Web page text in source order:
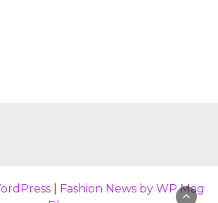
| Fashion News by WP Mag